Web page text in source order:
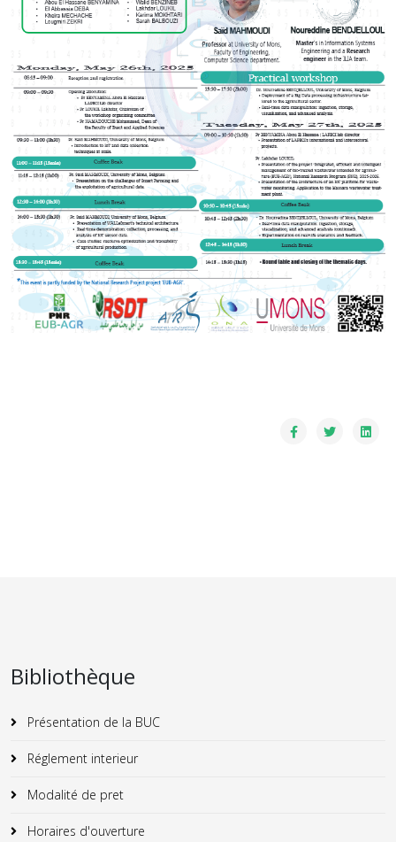
Bibliothèque
Présentation de la BUC
Réglement interieur
Modalité de pret
Horaires d'ouverture